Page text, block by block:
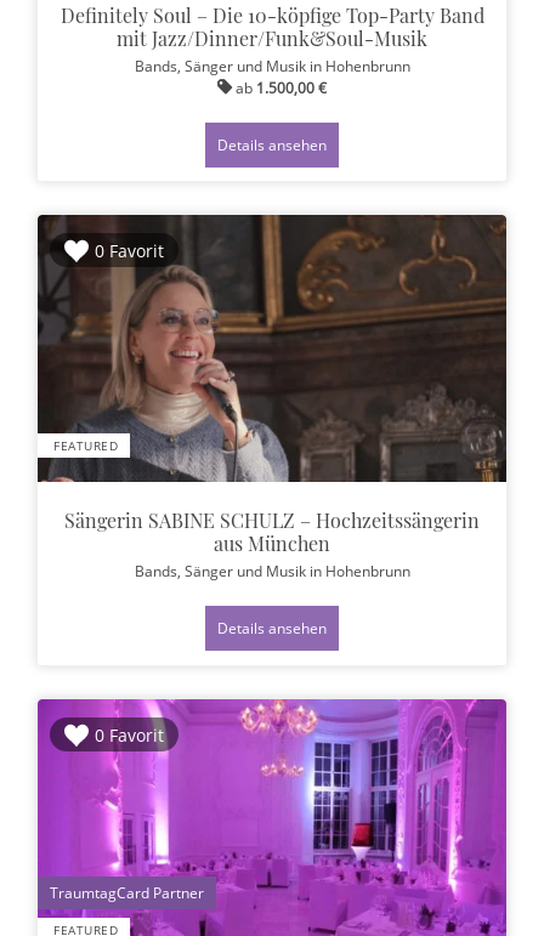
Definitely Soul – Die 10-köpfige Top-Party Band
mit Jazz/Dinner/Funk&Soul-Musik
Bands, Sänger und Musik in Hohenbrunn
ab 1.500,00 €
Details ansehen
0 Favorit
FEATURED
Sängerin SABINE SCHULZ – Hochzeitssängerin
aus München
Bands, Sänger und Musik in Hohenbrunn
Details ansehen
0 Favorit
FEATURED
1